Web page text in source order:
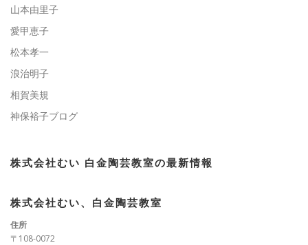
山本由里子
愛甲恵子
松本孝一
浪治明子
相賀美規
神保裕子ブログ
株式会社むい 白金陶芸教室の最新情報
株式会社むい、白金陶芸教室
住所
〒108-0072